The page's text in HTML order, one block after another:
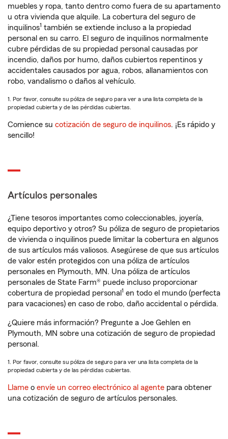
muebles y ropa, tanto dentro como fuera de su apartamento
u otra vivienda que alquile. La cobertura del seguro de
inquilinos1 también se extiende incluso a la propiedad
personal en su carro. El seguro de inquilinos normalmente
cubre pérdidas de su propiedad personal causadas por
incendio, daños por humo, daños cubiertos repentinos y
accidentales causados por agua, robos, allanamientos con
robo, vandalismo o daños al vehículo.
1. Por favor, consulte su póliza de seguro para ver a una lista completa de la
propiedad cubierta y de las pérdidas cubiertas.
Comience su cotización de seguro de inquilinos. ¡Es rápido y
sencillo!
Artículos personales
¿Tiene tesoros importantes como coleccionables, joyería,
equipo deportivo y otros? Su póliza de seguro de propietarios
de vivienda o inquilinos puede limitar la cobertura en algunos
de sus artículos más valiosos. Asegúrese de que sus artículos
de valor estén protegidos con una póliza de artículos
personales en Plymouth, MN. Una póliza de artículos
personales de State Farm® puede incluso proporcionar
cobertura de propiedad personal 1 en todo el mundo (perfecta
para vacaciones) en caso de robo, daño accidental o pérdida.
¿Quiere más información? Pregunte a Joe Gehlen en
Plymouth, MN sobre una cotización de seguro de propiedad
personal.
1. Por favor, consulte su póliza de seguro para ver una lista completa de la
propiedad cubierta y de las pérdidas cubiertas.
Llame o envíe un correo electrónico al agente para obtener
una cotización de seguro de artículos personales.